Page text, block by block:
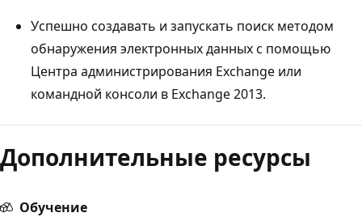
Успешно создавать и запускать поиск методом
обнаружения электронных данных с помощью
Центра администрирования Exchange или
командной консоли в Exchange 2013.
Дополнительные ресурсы
Обучение